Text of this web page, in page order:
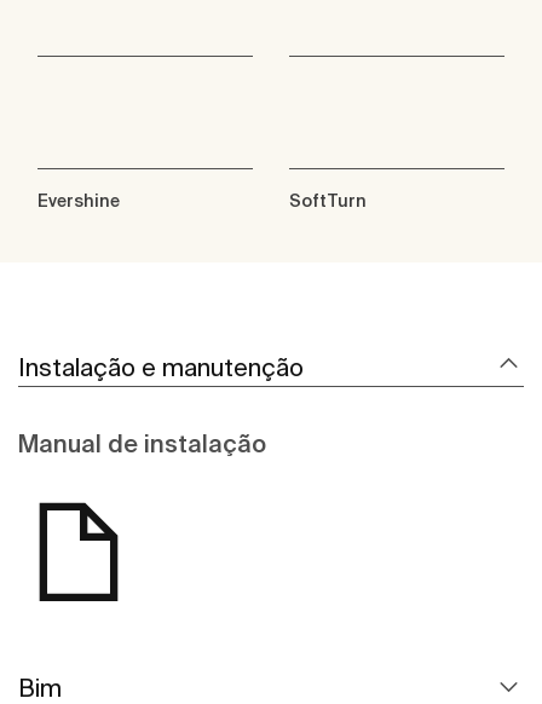
Evershine SoftTurn
Instalação e manutenção
Manual de instalação
Bim